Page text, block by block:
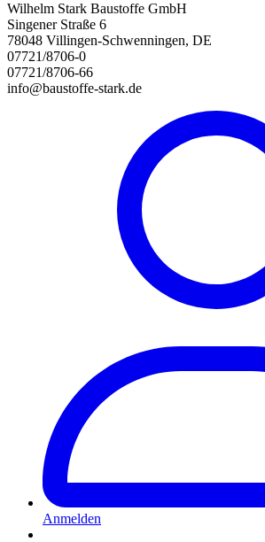
Wilhelm Stark Baustoffe GmbH
Singener Straße 6
78048 Villingen-Schwenningen, DE
07721/8706-0
07721/8706-66
info@baustoffe-stark.de
Anmelden